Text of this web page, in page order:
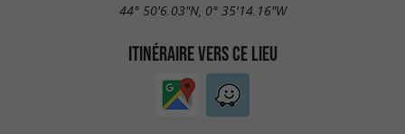
44° 50'6.03"N, 0° 35'14.16"W
ITINÉRAIRE VERS CE LIEU